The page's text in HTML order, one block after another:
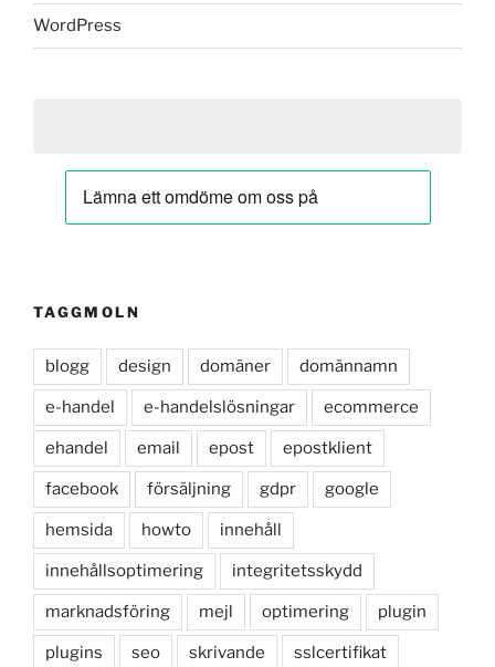
WordPress
TAGGMOLN
blogg design domäner domännamn
e-handel e-handelslösningar ecommerce
ehandel email epost epostklient
facebook försäljning gdpr google
hemsida howto innehåll
innehållsoptimering integritetsskydd
marknadsföring mejl optimering plugin
plugins seo skrivande sslcertifikat